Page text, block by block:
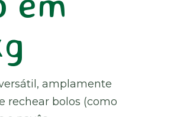
amplamente
rechear bolos (como